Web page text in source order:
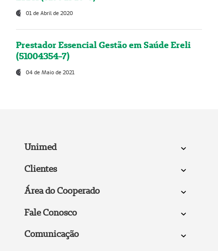
01 de Abril de 2020
Prestador Essencial Gestão em Saúde Ereli
(51004354-7)
04 de Maio de 2021
Unimed
Clientes
Área do Cooperado
Fale Conosco
Comunicação